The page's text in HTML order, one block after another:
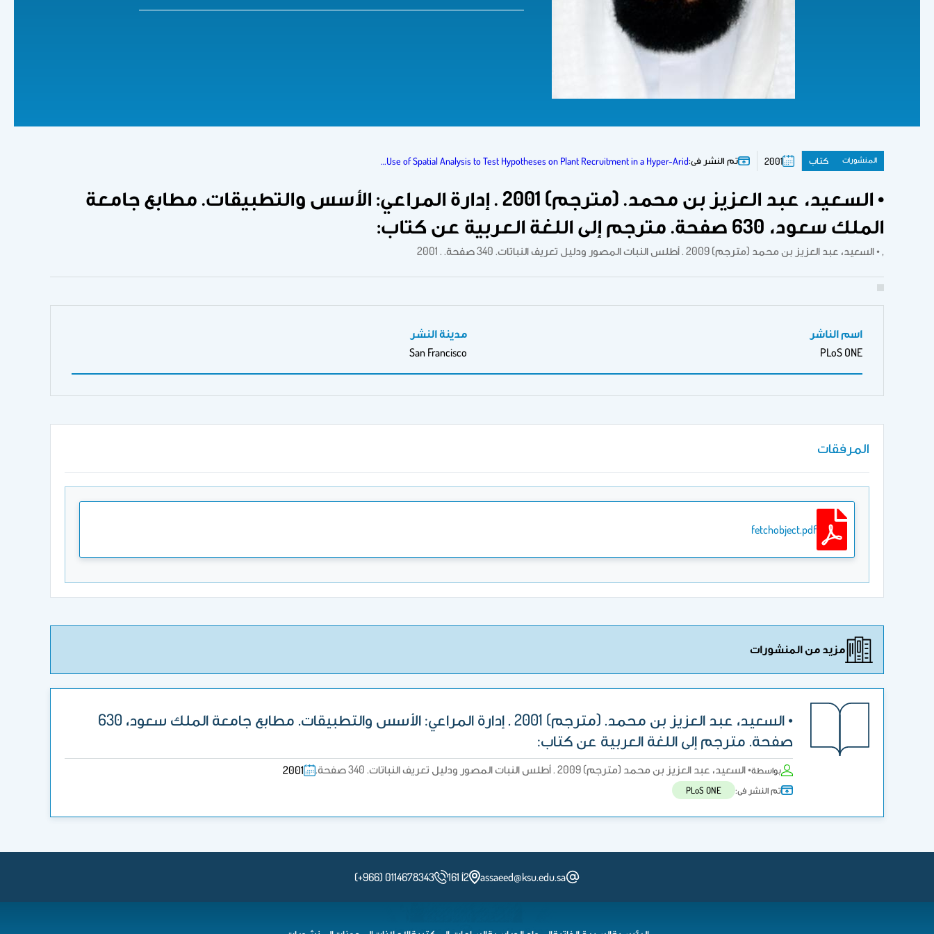
المنشورات كتاب 2001 تم النشر فى:Use of Spatial Analysis to Test Hypotheses on Plant Recruitment in a Hyper-Arid…
• السعيد، عبد العزيز بن محمد. (مترجم) 2001 . إدارة المراعي: الأسس والتطبيقات. مطابع جامعة
الملك سعود، 630 صفحة. مترجم إلى اللغة العربية عن كتاب:
, • السعيد، عبد العزيز بن محمد (مترجم) 2009 . أطلس النبات المصور ودليل تعريف النباتات. 340 صفحة. . 2001
اسم الناشر
PLoS ONE
مدينة النشر
San Francisco
المرفقات
fetchobject.pdf
مزيد من المنشورات
• السعيد، عبد العزيز بن محمد. (مترجم) 2001 . إدارة المراعي: الأسس والتطبيقات. مطابع جامعة الملك سعود، 630
صفحة. مترجم إلى اللغة العربية عن كتاب:
بواسطة• السعيد، عبد العزيز بن محمد (مترجم) 2009 . أطلس النبات المصور ودليل تعريف النباتات. 340 صفحة. 2001
تم النشر فى: PLoS ONE
assaeed@ksu.edu.sa 2أ 161 (+966) 0114678343